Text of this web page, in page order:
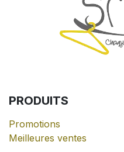
PRODUITS
Promotions
Meilleures ventes